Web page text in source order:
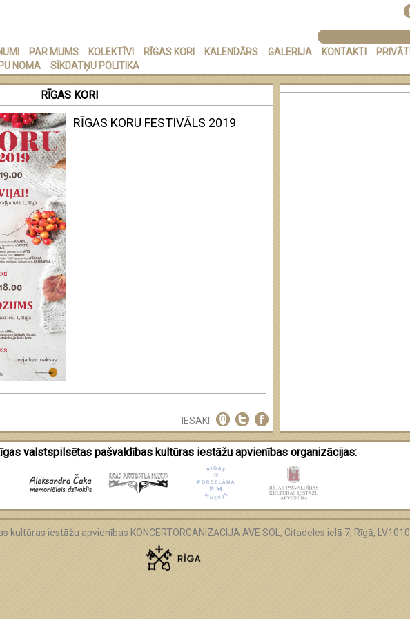
PAR MUMS KOLEKTĪVI RĪGAS KORI KALENDĀRS GALERIJA KONTAKTI
NOMA
SĪKDATŅU POLITIKA
RĪGAS KORI
RĪGAS KORU FESTIVĀLS 2019
IESAKI:
valstspilsētas pašvaldības kultūras iestāžu apvienības organizācijas:
kultūras iestāžu apvienības KONCERTORGANIZĀCIJA AVE SOL, Citadeles ielā 7, Rīgā,